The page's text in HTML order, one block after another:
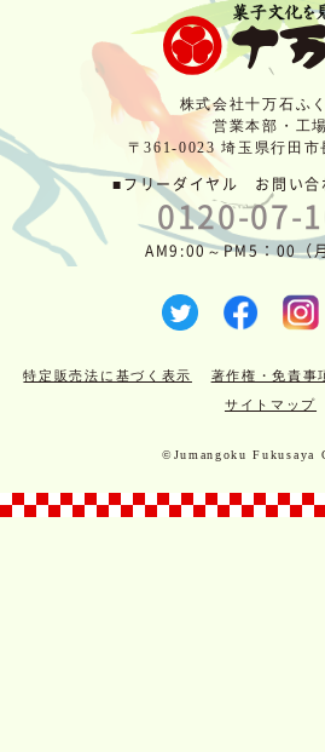
株式会社十万石ふ
営業本部・工場
〒361-0023 埼玉県行田
■フリーダイヤル お問い合
0120-07-
AM9:00～PM5：00（月
特定販売法に基づく表示 著作権・免責事
サイトマップ
©Jumangoku Fukusaya